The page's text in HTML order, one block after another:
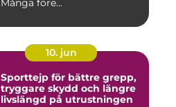
Många före...
10. jun
Sporttejp för bättre grepp,
tryggare skydd och längre
livslängd på utrustningen